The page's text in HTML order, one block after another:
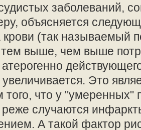
заболеваний,
объясняется
крови (так называемый
выше, чем выше
Это
того, что у "умеренных"
реже случаются
А такой фактор